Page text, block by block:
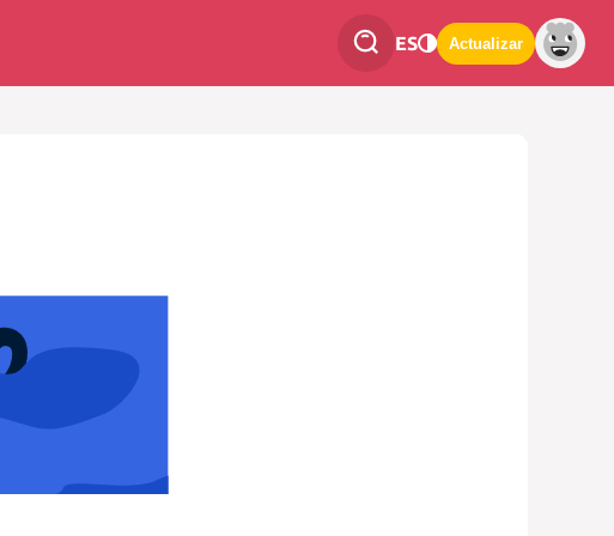
ES Actualizar